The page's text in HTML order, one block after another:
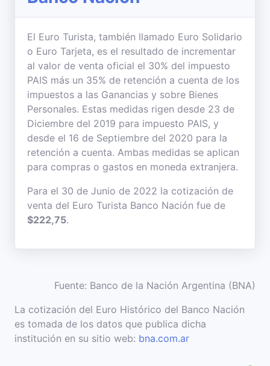
El Euro Turista, también llamado Euro Solidario
o Euro Tarjeta, es el resultado de incrementar
al valor de venta oficial el 30% del impuesto
PAIS más un 35% de retención a cuenta de los
impuestos a las Ganancias y sobre Bienes
Personales. Estas medidas rigen desde 23 de
Diciembre del 2019 para impuesto PAIS, y
desde el 16 de Septiembre del 2020 para la
retención a cuenta. Ambas medidas se aplican
para compras o gastos en moneda extranjera.
Para el 30 de Junio de 2022 la cotización de
venta del Euro Turista Banco Nación fue de
$222,75.
Fuente: Banco de la Nación Argentina (BNA)
La cotización del Euro Histórico del Banco Nación
es tomada de los datos que publica dicha
institución en su sitio web: bna.com.ar